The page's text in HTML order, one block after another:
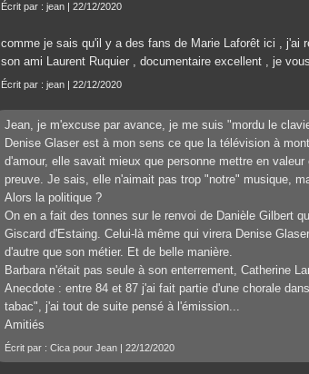
Écrit par : jean | 22/12/2020
comme je sais qu'il y a des fans de Marie Laforêt ici , j'ai
son ami Laurent Ruquier , documentaire excellent , je
Écrit par : jean | 22/12/2020
Jean, je m'excuse par avance, je me suis "mordu le
Denise Glaser est à mon sens ce que la télévision à
d'amour, elle savait mieux que personne mettre en
preuve. Je sais, elle n'aimait pas trop "notre" musique,
Alors la politique ?
On en a fait des tonnes sur le renvoi de Danièle Gilbert
Giscard d'Estaing. Celui-là même qui virera Denise
d'autre que son métier. Et de belle manière.
Barbara n'était pas seule à son enterrement, Catherine
Anecdote : entre 84 et 87 j'ai fait partie d'une chorale
tabac", j'ai tout de suite pensé à l'émission...
Amitiés
Écrit par : Cica pour Jean | 22/12/2020